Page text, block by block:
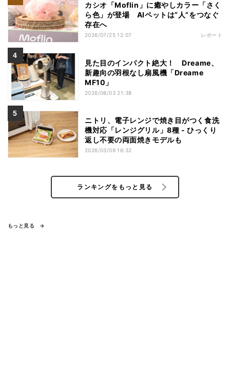
カシオ「Moflin」に癒やしカラー「さく
ら色」が登場 AIペットは“人”をつなぐ
存在へ
2026/07/25 12:07 レポート
見た目のインパクト絶大！ Dreame、
新趣向の羽根なし扇風機「Dreame
MF10」
2026/08/03 21:38
ニトリ、電子レンジで焼き目がつく食洗
機対応「レンジグリル」8種 - ひっくり
返し不要の両面焼きモデルも
2026/03/09 16:32
ランキングをもっと見る
もっと見る